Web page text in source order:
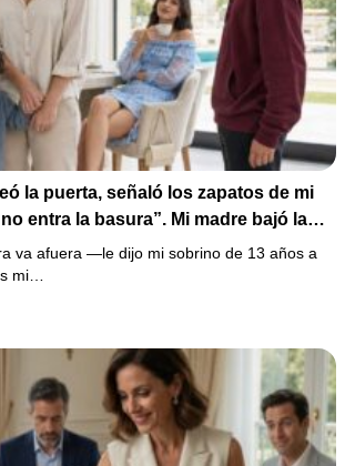
la puerta, señaló los zapatos de mi
entra la basura”. Mi madre bajó la
siguió tomando café como si nada.
mi niño y me fui sin reclamar. Pero al
mensual descubrí que llevaba años
va afuera —le dijo mi sobrino de 13 años a
mi…